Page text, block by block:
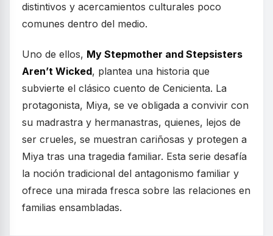
distintivos y acercamientos culturales poco
comunes dentro del medio.
Uno de ellos, My Stepmother and Stepsisters
Aren’t Wicked, plantea una historia que
subvierte el clásico cuento de Cenicienta. La
protagonista, Miya, se ve obligada a convivir con
su madrastra y hermanastras, quienes, lejos de
ser crueles, se muestran cariñosas y protegen a
Miya tras una tragedia familiar. Esta serie desafía
la noción tradicional del antagonismo familiar y
ofrece una mirada fresca sobre las relaciones en
familias ensambladas.